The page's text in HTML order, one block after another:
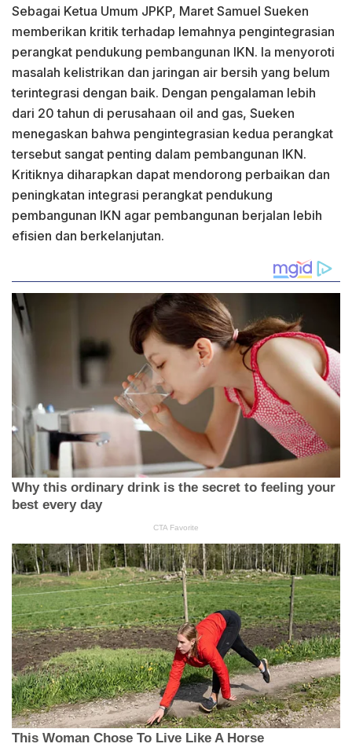
Sebagai Ketua Umum JPKP, Maret Samuel Sueken
memberikan kritik terhadap lemahnya pengintegrasian
perangkat pendukung pembangunan IKN. Ia menyoroti
masalah kelistrikan dan jaringan air bersih yang belum
terintegrasi dengan baik. Dengan pengalaman lebih
dari 20 tahun di perusahaan oil and gas, Sueken
menegaskan bahwa pengintegrasian kedua perangkat
tersebut sangat penting dalam pembangunan IKN.
Kritiknya diharapkan dapat mendorong perbaikan dan
peningkatan integrasi perangkat pendukung
pembangunan IKN agar pembangunan berjalan lebih
efisien dan berkelanjutan.